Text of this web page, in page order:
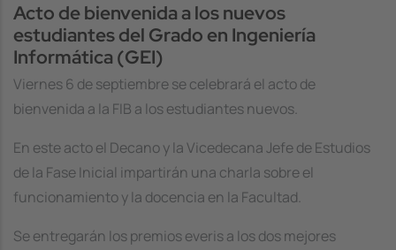
Acto de bienvenida a los nuevos
estudiantes del Grado en Ingeniería
Informática (GEI)
Viernes 6 de septiembre se celebrará el acto de
bienvenida a la FIB a los estudiantes nuevos.
En este acto el Decano y la Vicedecana Jefe de Estudios
de la Fase Inicial impartirán una charla sobre el
funcionamiento y la docencia en la Facultad.
Se entregarán los premios everis a los dos mejores